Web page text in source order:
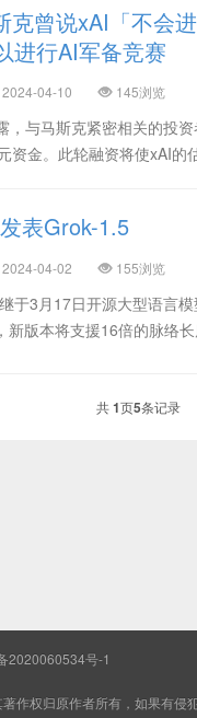
克曾说xAI「不会
进行AI军备竞赛
2024-04-10 145浏览
，与马斯克紧密相关的投
资金。此轮融资将使xAI的
表Grok-1.5
2024-04-02 155浏览
于3月17日开源大型语言
新版本将支援16倍的脉络
共1页5条记录
2020060534号-1
作权归原作者所有，如果有